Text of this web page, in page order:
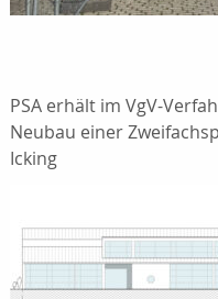
PSA erhält im VgV-
Neubau einer
Icking